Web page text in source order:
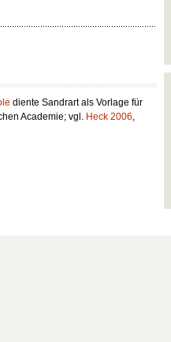
diente Sandrart als Vorlage für
Academie; vgl. Heck 2006,